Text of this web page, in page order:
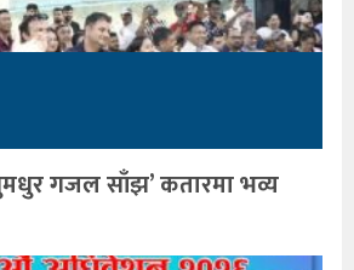
गजल साँझ’ कतारमा भव्य